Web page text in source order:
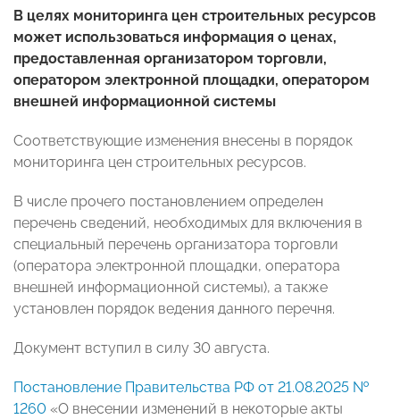
В целях мониторинга цен строительных ресурсов
может использоваться информация о ценах,
предоставленная организатором торговли,
оператором электронной площадки, оператором
внешней информационной системы
Соответствующие изменения внесены в порядок
мониторинга цен строительных ресурсов.
В числе прочего постановлением определен
перечень сведений, необходимых для включения в
специальный перечень организатора торговли
(оператора электронной площадки, оператора
внешней информационной системы), а также
установлен порядок ведения данного перечня.
Документ вступил в силу 30 августа.
Постановление Правительства РФ от 21.08.2025 №
1260 «О внесении изменений в некоторые акты